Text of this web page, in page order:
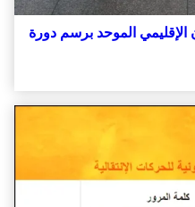
الإقليمي الموحد برسم دورة